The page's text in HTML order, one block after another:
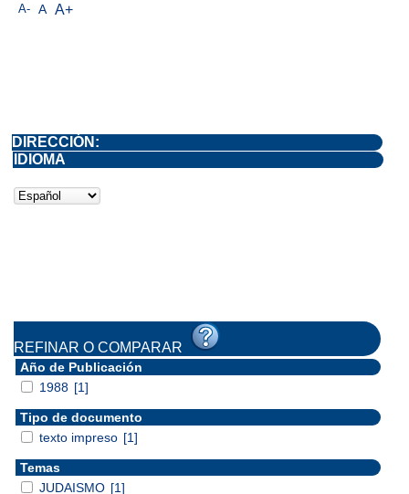
A- A A+
DIRECCIÓN:
IDIOMA
REFINAR O COMPARAR
Año de Publicación
1988 [1]
Tipo de documento
texto impreso [1]
Temas
JUDAISMO [1]